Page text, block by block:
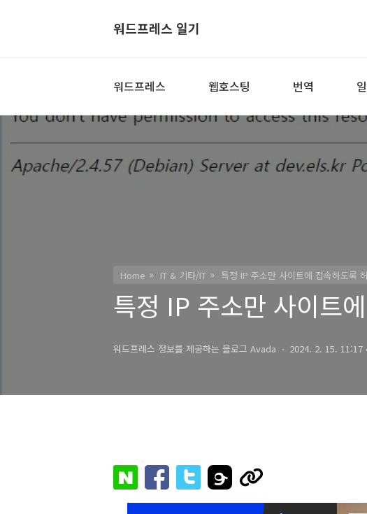
워드프레스 일기
워드프레스 웹호스팅 번역
Home IT & 기타/IT 특정 IP 주소만 사이트에 접속하도록
특정 IP 주소만 사이트
워드프레스 정보를 제공하는 블로그 Avada 2024. 2. 15. 11:17